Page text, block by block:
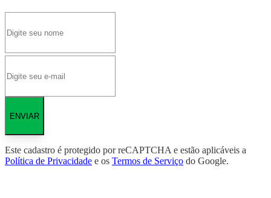
ENVIAR
Este cadastro é protegido por reCAPTCHA e estão aplicáveis a
Política de Privacidade e os Termos de Serviço do Google.